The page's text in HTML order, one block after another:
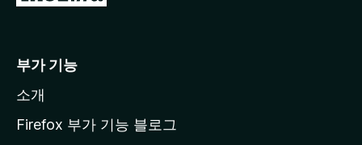
l
a
부가 기능
소개
Firefox 부가 기능 블로그